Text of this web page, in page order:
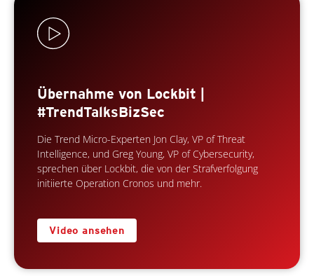
Übernahme von Lockbit |
#TrendTalksBizSec
Die Trend Micro-Experten Jon Clay, VP of Threat
Intelligence, und Greg Young, VP of Cybersecurity,
sprechen über Lockbit, die von der Strafverfolgung
initiierte Operation Cronos und mehr.
Video ansehen